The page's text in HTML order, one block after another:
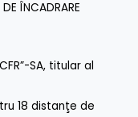
ÎNCADRARE
SA, titular al
18 distanţe de